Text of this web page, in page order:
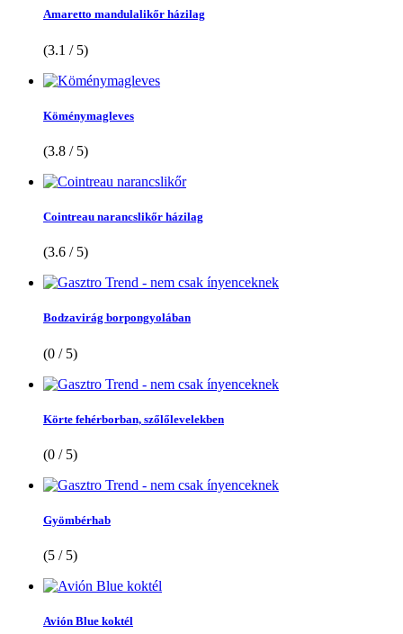
Amaretto mandulalikőr házilag
(3.1 / 5)
Köménymagleves
(3.8 / 5)
Cointreau narancslikőr házilag
(3.6 / 5)
Bodzavirág borpongyolában
(0 / 5)
Körte fehérborban, szőlőlevelekben
(0 / 5)
Gyömbérhab
(5 / 5)
Avión Blue koktél